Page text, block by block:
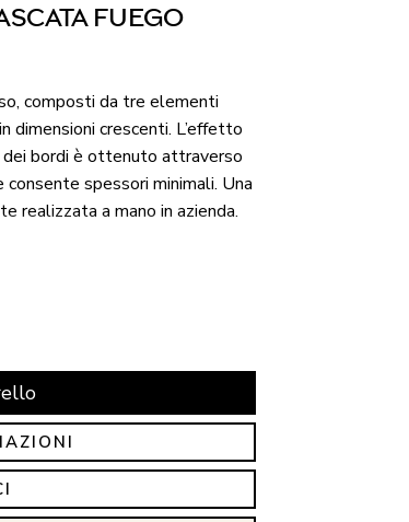
FUEGO
composti da tre elementi
dimensioni crescenti. L’effetto
bordi è ottenuto attraverso
spessori minimali. Una
realizzata a mano in azienda.